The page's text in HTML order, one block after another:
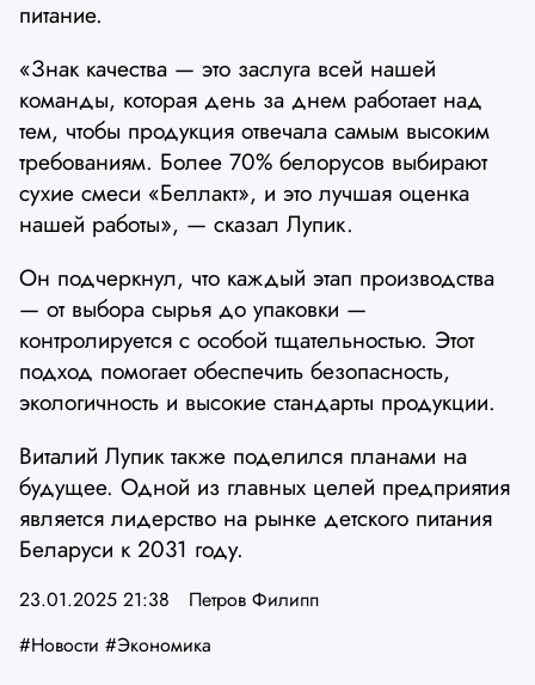
питание.
«Знак качества — это заслуга всей нашей
команды, которая день за днем работает над
тем, чтобы продукция отвечала самым высоким
требованиям. Более 70% белорусов выбирают
сухие смеси «Беллакт», и это лучшая оценка
нашей работы», — сказал Лупик.
Он подчеркнул, что каждый этап производства
— от выбора сырья до упаковки —
контролируется с особой тщательностью. Этот
подход помогает обеспечить безопасность,
экологичность и высокие стандарты продукции.
Виталий Лупик также поделился планами на
будущее. Одной из главных целей предприятия
является лидерство на рынке детского питания
Беларуси к 2031 году.
23.01.2025 21:38
Петров Филипп
#Новости #Экономика